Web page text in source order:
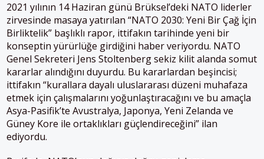
2021 yılının 14 Haziran günü Brüksel’deki NATO liderler
zirvesinde masaya yatırılan “NATO 2030: Yeni Bir Çağ İçin
Birliktelik” başlıklı rapor, ittifakın tarihinde yeni bir
konseptin yürürlüğe girdiğini haber veriyordu. NATO
Genel Sekreteri Jens Stoltenberg sekiz kilit alanda somut
kararlar alındığını duyurdu. Bu kararlardan beşincisi;
ittifakın “kurallara dayalı uluslararası düzeni muhafaza
etmek için çalışmalarını yoğunlaştıracağını ve bu amaçla
Asya-Pasifik’te Avustralya, Japonya, Yeni Zelanda ve
Güney Kore ile ortaklıkları güçlendireceğini” ilan
ediyordu.